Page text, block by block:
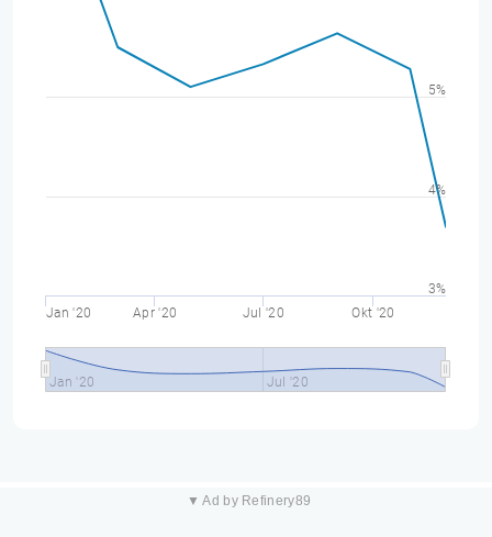
Jan '20 Apr '20 Jul '20 Okt '20
Jan '20 Jul '20
3%
4%
5%
▼ Ad by Refinery89